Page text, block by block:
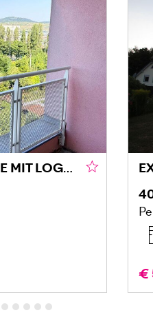
DG MAISONETTE MIT LOGGIA UND GRÜNBLICK IN DONAU NÄHE
€